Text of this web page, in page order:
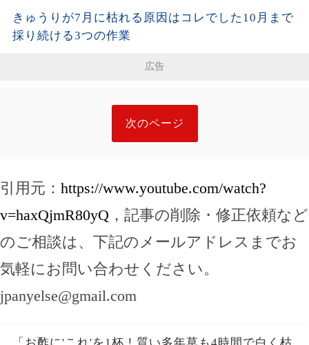
きゅうりが7月に枯れる原因はコレでした10月まで
採り続ける3つの作業
広告
次のページ
引用元： https://www.youtube.com/watch?
v=haxQjmR80yQ ，記事の削除・修正依頼など
のご相談は、下記のメールアドレスまでお
気軽にお問い合わせください。
jpanyelse@gmail.com